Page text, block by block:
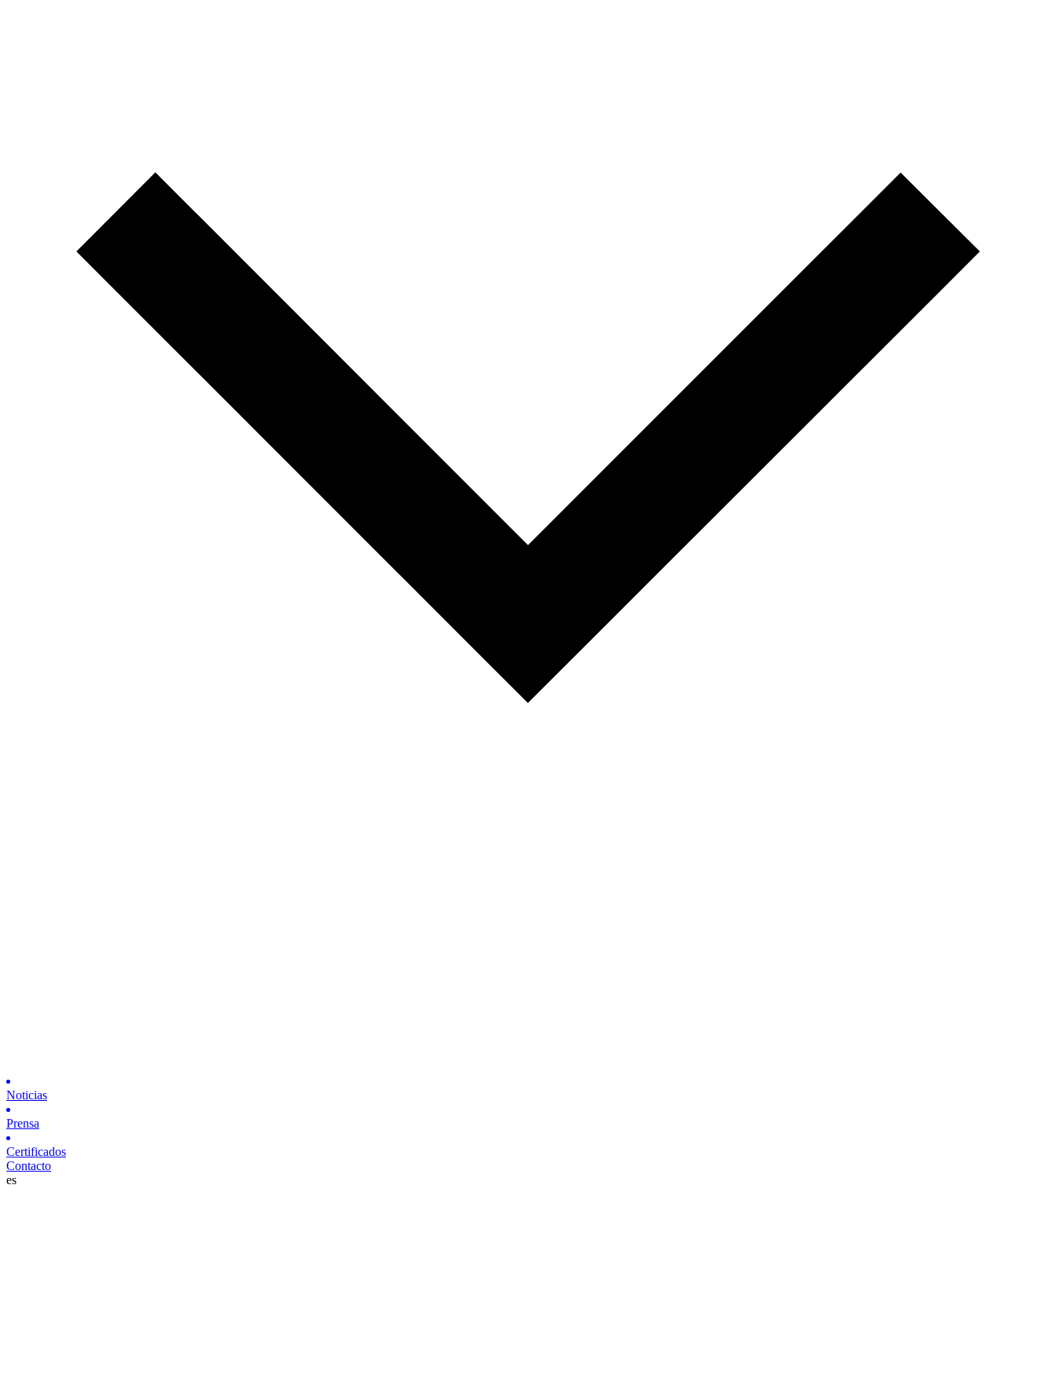
Noticias
Prensa
Certificados
Contacto
es